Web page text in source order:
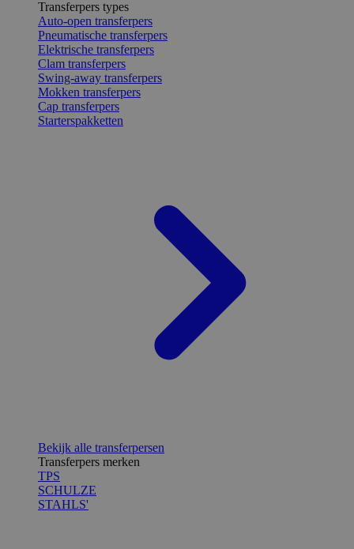
Transferpers types
Auto-open transferpers
Pneumatische transferpers
Elektrische transferpers
Clam transferpers
Swing-away transferpers
Mokken transferpers
Cap transferpers
Starterspakketten
Bekijk alle transferpersen
Transferpers merken
TPS
SCHULZE
STAHLS'